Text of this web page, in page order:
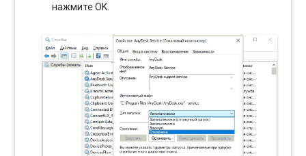
нажмите OK.